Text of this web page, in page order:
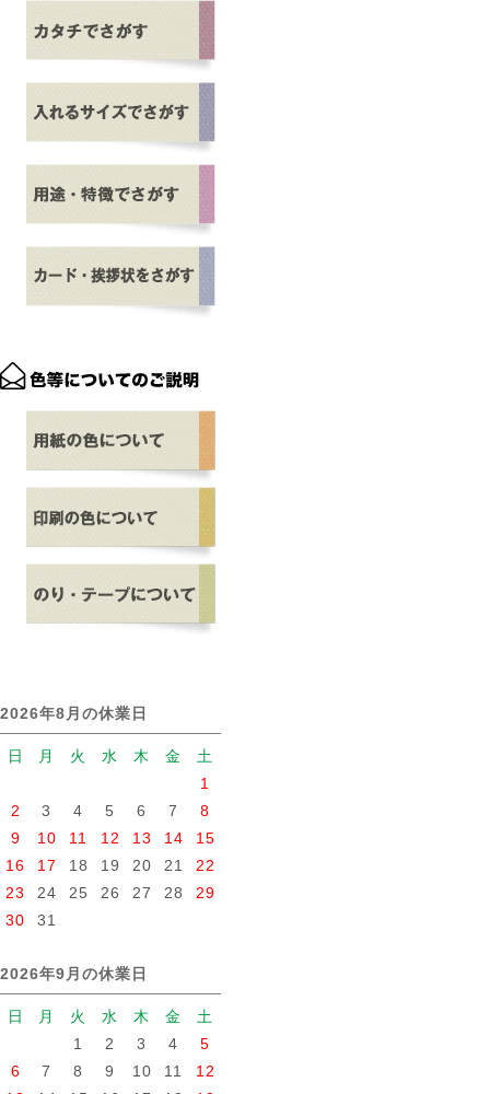
2026年8月の休業日
日 月 火 水 木 金
土
1
2
3 4 5 6 7
8
9
10 11 12 13 14
15
16
17 18 19 20 21
22
23
24 25 26 27 28
29
30
31
2026年9月の休業日
日 月 火 水 木 金
土
1
2 3 4
5
6
7 8 9 10 11
12